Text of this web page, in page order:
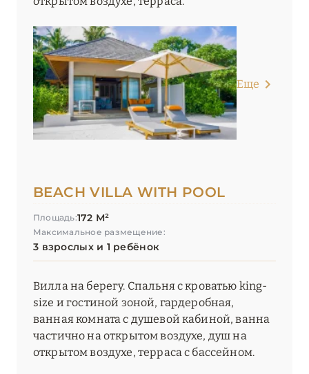
Еще
BEACH VILLA WITH POOL
Площадь:172 М²
Максимальное размещение:
3 взрослых и 1 ребёнок
Вилла на берегу. Спальня с кроватью king-
size и гостиной зоной, гардеробная,
ванная комната с душевой кабиной, ванна
частично на открытом воздухе, душ на
открытом воздухе, терраса c бассейном.